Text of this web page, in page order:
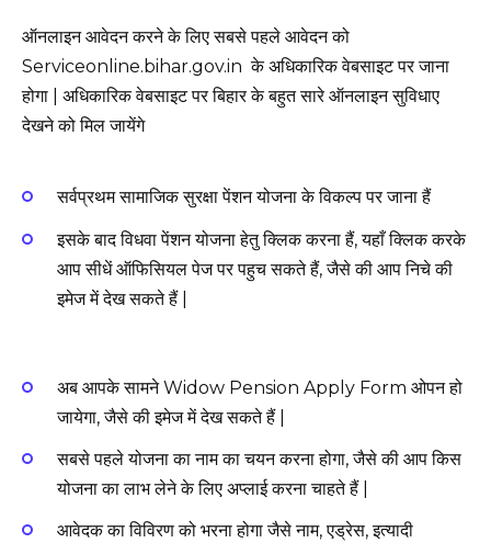
ऑनलाइन आवेदन करने के लिए सबसे पहले आवेदन को
Serviceonline.bihar.gov.in के अधिकारिक वेबसाइट पर जाना
होगा | अधिकारिक वेबसाइट पर बिहार के बहुत सारे ऑनलाइन सुविधाए
देखने को मिल जायेंगे
सर्वप्रथम सामाजिक सुरक्षा पेंशन योजना के विकल्प पर जाना हैं
इसके बाद विधवा पेंशन योजना हेतु क्लिक करना हैं, यहाँ क्लिक करके
आप सीधें ऑफिसियल पेज पर पहुच सकते हैं, जैसे की आप निचे की
इमेज में देख सकते हैं |
अब आपके सामने Widow Pension Apply Form ओपन हो
जायेगा, जैसे की इमेज में देख सकते हैं |
सबसे पहले योजना का नाम का चयन करना होगा, जैसे की आप किस
योजना का लाभ लेने के लिए अप्लाई करना चाहते हैं |
आवेदक का विविरण को भरना होगा जैसे नाम, एड्रेस, इत्यादी